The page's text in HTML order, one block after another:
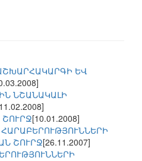
ԵՎ
ՆՇԱՆԱԿԱԼԻ
[10.01.2008]
ՇՈՒՐՋ[26.11.2007]